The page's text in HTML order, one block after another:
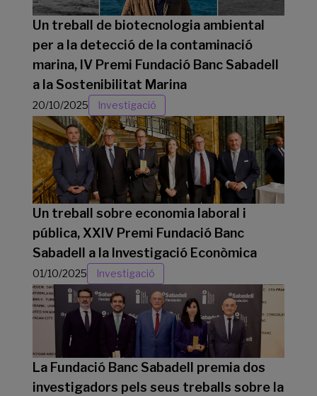
Un treball de biotecnologia ambiental
per a la detecció de la contaminació
marina, IV Premi Fundació Banc Sabadell
a la Sostenibilitat Marina
20/10/2025 Investigació
Un treball sobre economia laboral i
pública, XXIV Premi Fundació Banc
Sabadell a la Investigació Econòmica
01/10/2025 Investigació
La Fundació Banc Sabadell premia dos
investigadors pels seus treballs sobre la